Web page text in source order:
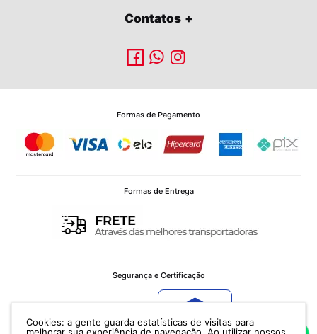
Cookies: a gente guarda estatísticas de visitas para
Contatos
Formas de Pagamento
Formas de Entrega
Segurança e Certificação
Verificada por